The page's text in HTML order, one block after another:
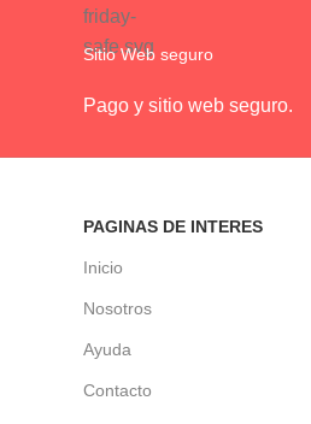
Sitio Web seguro
Pago y sitio web seguro.
PAGINAS DE INTERES
Inicio
Nosotros
Ayuda
Contacto